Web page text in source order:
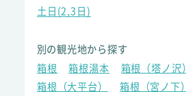
土日(2,3日)
別の観光地から探す
箱根
箱根湯本
箱根（塔ノ沢）
箱根（大平台）
箱根（宮ノ下）